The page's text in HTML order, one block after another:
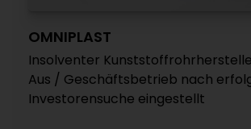
OMNIPLAST
Insolventer
Aus / Geschäftsbetrieb nach
Investorensuche eingestellt